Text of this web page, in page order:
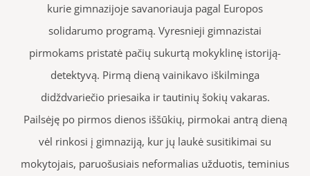
kurie gimnazijoje savanoriauja pagal Europos
solidarumo programą. Vyresnieji gimnazistai
pirmokams pristatė pačių sukurtą mokyklinę istoriją-
detektyvą. Pirmą dieną vainikavo iškilminga
didždvariečio priesaika ir tautinių šokių vakaras.
Pailsėję po pirmos dienos iššūkių, pirmokai antrą dieną
vėl rinkosi į gimnaziją, kur jų laukė susitikimai su
mokytojais, paruošusiais neformalias užduotis, teminius